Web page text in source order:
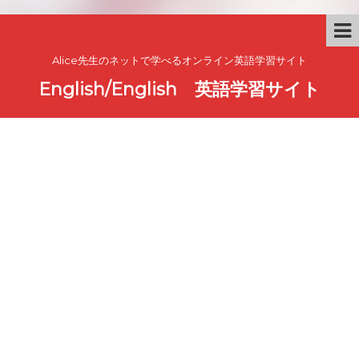
Alice先生のネットで学べるオンライン英語学習サイト
English/English 英語学習サイト